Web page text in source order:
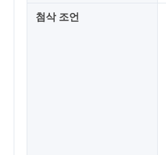
첨삭 조언